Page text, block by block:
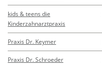
kids & teens die
Kinderzahnarztpraxis
Praxis Dr. Keymer
Praxis Dr. Schroeder